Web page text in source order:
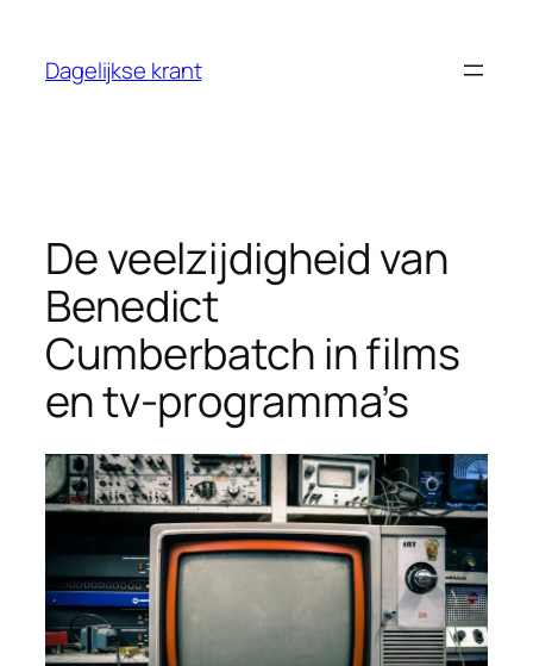
Dagelijkse krant
De veelzijdigheid van
Benedict
Cumberbatch in films
en tv-programma’s